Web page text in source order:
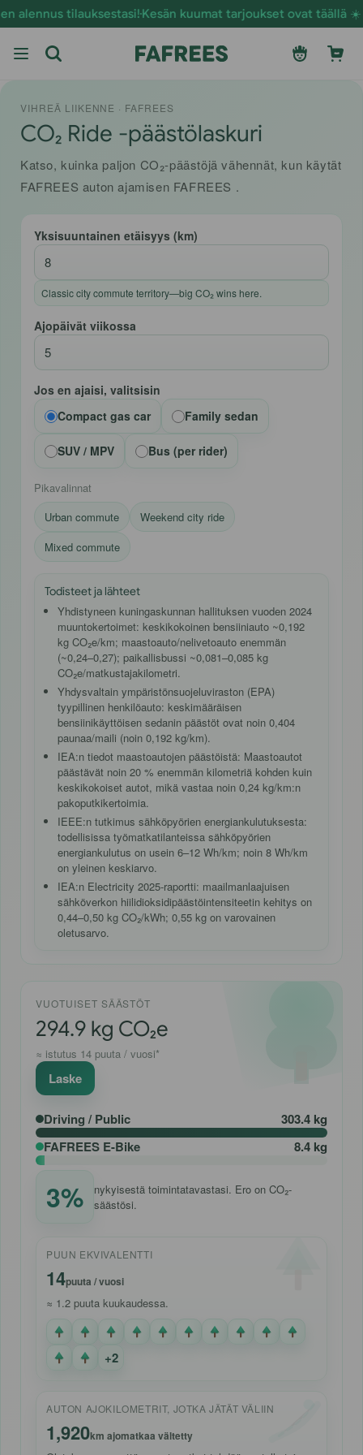
Siirry
sisältöön
tilauksestasi!Kesän kuumat tarjoukset ovat täällä ☀️
Kirjaudu
sisään
Ostoskori
VIHREÄ LIIKENNE · FAFREES
CO₂ Ride -päästölaskuri
Katso, kuinka paljon CO₂-päästöjä vähennät, kun käytät
FAFREES auton ajamisen FAFREES .
Yksisuuntainen etäisyys (km)
Classic city commute territory—big CO₂ wins here.
Ajopäivät viikossa
Jos en ajaisi, valitsisin
Compact gas car
Family sedan
SUV / MPV Bus (per rider)
Pikavalinnat
Urban commute
Weekend city ride
Mixed commute
Todisteet ja lähteet
Yhdistyneen kuningaskunnan hallituksen vuoden 2024
muuntokertoimet: keskikokoinen bensiiniauto ~0,192
kg CO₂e/km; maastoauto/nelivetoauto enemmän
(~0,24–0,27); paikallisbussi ~0,081–0,085 kg
CO₂e/matkustajakilometri.
Yhdysvaltain ympäristönsuojeluviraston (EPA)
tyypillinen henkilöauto: keskimääräisen
bensiinikäyttöisen sedanin päästöt ovat noin 0,404
paunaa/maili (noin 0,192 kg/km).
IEA:n tiedot maastoautojen päästöistä: Maastoautot
päästävät noin 20 % enemmän kilometriä kohden kuin
keskikokoiset autot, mikä vastaa noin 0,24 kg/km:n
pakoputkikertoimia.
IEEE:n tutkimus sähköpyörien energiankulutuksesta:
todellisissa työmatkatilanteissa sähköpyörien
energiankulutus on usein 6–12 Wh/km; noin 8 Wh/km
on yleinen keskiarvo.
IEA:n Electricity 2025-raportti: maailmanlaajuisen
sähköverkon hiilidioksidipäästöintensiteetin kehitys on
0,44–0,50 kg CO₂/kWh; 0,55 kg on varovainen
oletusarvo.
VUOTUISET SÄÄSTÖT
294.9 kg CO₂e
≈ istutus 14 puuta / vuosi*
Laske
Driving / Public
303.4 kg
FAFREES E-Bike
8.4 kg
3%
nykyisestä toimintatavastasi. Ero on CO₂-
säästösi.
PUUN EKVIVALENTTI
14puuta / vuosi
≈ 1.2 puuta kuukaudessa.
+2
AUTON AJOKILOMETRIT, JOTKA JÄTÄT VÄLIIN
1,920km ajomatkaa vältetty